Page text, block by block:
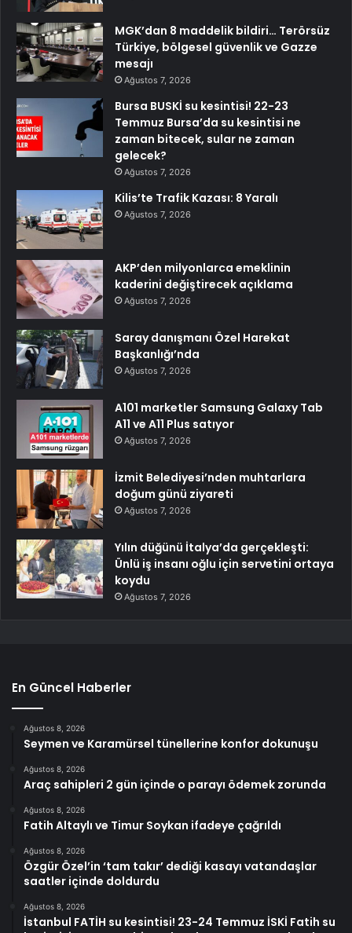
MGK’dan 8 maddelik bildiri… Terörsüz
Türkiye, bölgesel güvenlik ve Gazze
mesajı
Ağustos 7, 2026
Bursa BUSKİ su kesintisi! 22-23
Temmuz Bursa’da su kesintisi ne
zaman bitecek, sular ne zaman
gelecek?
Ağustos 7, 2026
Kilis’te Trafik Kazası: 8 Yaralı
Ağustos 7, 2026
AKP’den milyonlarca emeklinin
kaderini değiştirecek açıklama
Ağustos 7, 2026
Saray danışmanı Özel Harekat
Başkanlığı’nda
Ağustos 7, 2026
A101 marketler Samsung Galaxy Tab
A11 ve A11 Plus satıyor
Ağustos 7, 2026
İzmit Belediyesi’nden muhtarlara
doğum günü ziyareti
Ağustos 7, 2026
Yılın düğünü İtalya’da gerçekleşti:
Ünlü iş insanı oğlu için servetini ortaya
koydu
Ağustos 7, 2026
En Güncel Haberler
Ağustos 8, 2026
Seymen ve Karamürsel tünellerine konfor dokunuşu
Ağustos 8, 2026
Araç sahipleri 2 gün içinde o parayı ödemek zorunda
Ağustos 8, 2026
Fatih Altaylı ve Timur Soykan ifadeye çağrıldı
Ağustos 8, 2026
Özgür Özel’in ‘tam takır’ dediği kasayı vatandaşlar
saatler içinde doldurdu
Ağustos 8, 2026
İstanbul FATİH su kesintisi! 23-24 Temmuz İSKİ Fatih su